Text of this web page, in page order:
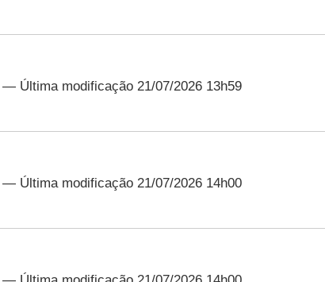
— Última modificação 21/07/2026 13h59
— Última modificação 21/07/2026 14h00